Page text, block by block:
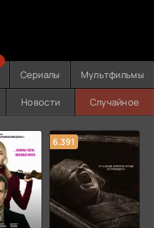
Сериалы Мультфильмы
Новости Случайное
6.391